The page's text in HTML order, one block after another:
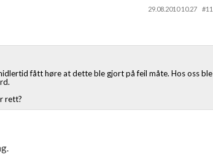
29.08.2010 10.27
#11
fått høre at dette ble gjort på feil måte. Hos oss ble
rett?